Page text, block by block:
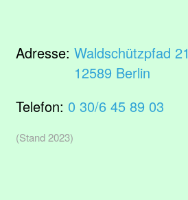
Adresse: Waldschützpfad 21
12589 Berlin
Telefon: 0 30/6 45 89 03
(Stand 2023)